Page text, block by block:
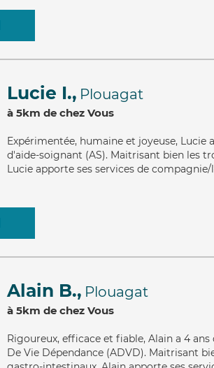
Lucie I., Plouagat
à 5km de chez Vous
Expérimentée, humaine et joyeuse, Lucie
d'aide-soignant (AS). Maitrisant bien les
Lucie apporte ses services de
Alain B., Plouagat
à 5km de chez Vous
Rigoureux, efficace et fiable, Alain a 4
De Vie Dépendance (ADVD). Maitrisant